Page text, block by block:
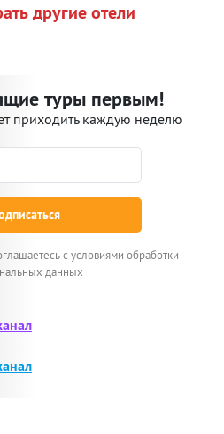
другие отели
туры первым!
приходить каждую неделю
с условиями обработки
данных